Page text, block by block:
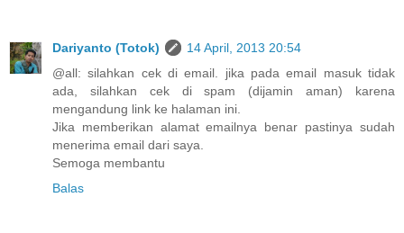
Dariyanto (Totok)
14 April, 2013 20:54
@all: silahkan cek di email. jika pada email masuk tidak
ada, silahkan cek di spam (dijamin aman) karena
mengandung link ke halaman ini.
Jika memberikan alamat emailnya benar pastinya sudah
menerima email dari saya.
Semoga membantu
Balas